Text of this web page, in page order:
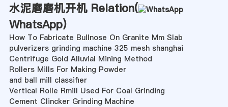
水泥磨磨机开机 Relation(
WhatsApp)
How To Fabricate Bullnose On Granite Mm Slab
pulverizers grinding machine 325 mesh shanghai
Centrifuge Gold Alluvial Mining Method
Rollers Mills For Making Powder
and ball mill classifier
Vertical Rolle Rmill Used For Coal Grinding
Cement Clincker Grinding Machine